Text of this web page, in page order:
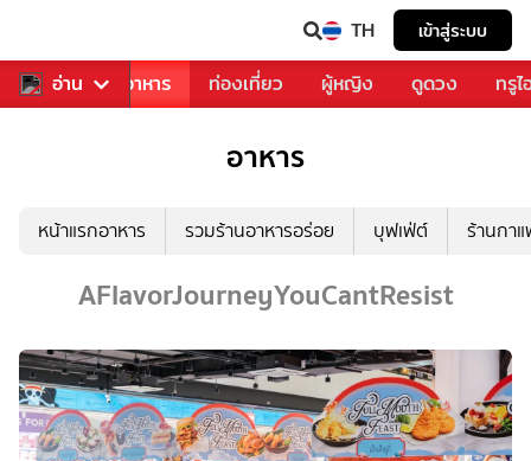
TH เข้าสู่ระบบ
อ่าน
การเพลง อาหาร ท่องเที่ยว ผู้หญิง ดูดวง ทรู
อาหาร
หน้าแรกอาหาร รวมร้านอาหารอร่อย บุฟเฟ่ต์ ร้านกา
AFlavorJourneyYouCantResist